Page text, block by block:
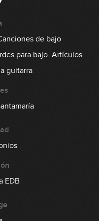
con Tapping en Dm
en F
de bajo
para bajo Artículos
guitarra
EDB